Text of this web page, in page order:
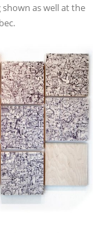
as well at the